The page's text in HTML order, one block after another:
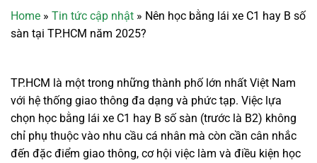
Home » Tin tức cập nhật » Nên học bằng lái xe C1 hay B số
sàn tại TP.HCM năm 2025?
TP.HCM là một trong những thành phố lớn nhất Việt Nam
với hệ thống giao thông đa dạng và phức tạp. Việc lựa
chọn học bằng lái xe C1 hay B số sàn (trước là B2) không
chỉ phụ thuộc vào nhu cầu cá nhân mà còn cần cân nhắc
đến đặc điểm giao thông, cơ hội việc làm và điều kiện học